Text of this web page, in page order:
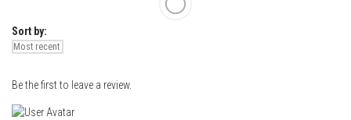
Sort by:
Be the first to leave a review.